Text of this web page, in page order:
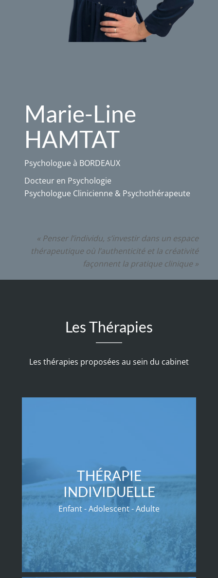
Marie-Line
HAMTAT
Psychologue à BORDEAUX
Docteur en Psychologie
Psychologue Clinicienne & Psychothérapeute
« Penser l’individu, s’investir dans un espace
thérapeutique où l’authenticité et la créativité
façonnent la pratique clinique »
Les Thérapies
Les thérapies proposées au sein du cabinet
THÉRAPIE
INDIVIDUELLE
Enfant - Adolescent - Adulte